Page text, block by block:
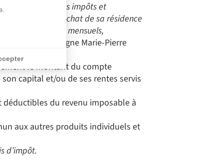
aujourd’hui ses impôts et
pour l’achat de sa résidence
qu’ils soient mensuels,
douceur.
» souligne Marie-Pierre
le montant du compte
capital et/ou de ses rentes servis
déductibles du revenu imposable à
aux autres produits individuels et
d’impôt.
garantissant la conformité avec les